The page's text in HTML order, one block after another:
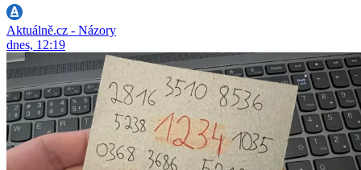
Aktuálně.cz - Názory
dnes, 12:19